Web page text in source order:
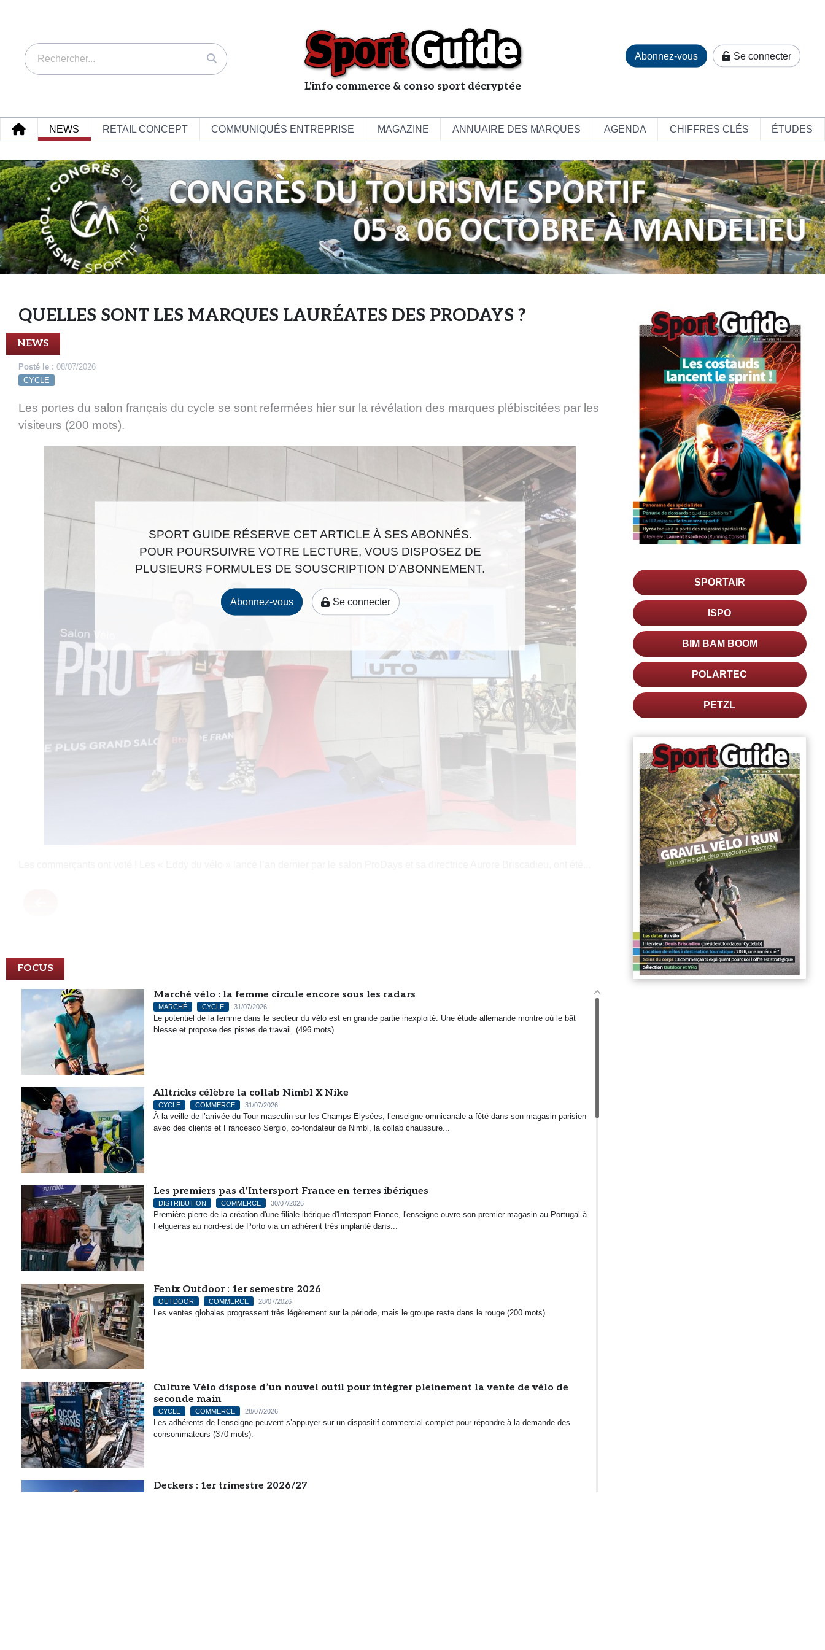
L'info commerce & conso sport décryptée
e
b
u
s
i
n
e
s
s
d
e
n
e
t
s
a
r
q
u
e
s
Abonnez-vous Se connecter
NEWS RETAIL CONCEPT COMMUNIQUÉS ENTREPRISE MAGAZINE ANNUAIRE DES MARQUES AGENDA CHIFFRES CLÉS ÉTUDES
QUELLES SONT LES MARQUES LAURÉATES DES PRODAYS ?
NEWS
Posté le : 08/07/2026
CYCLE
SPORT GUIDE RÉSERVE CET ARTICLE À SES ABONNÉS.
POUR POURSUIVRE VOTRE LECTURE, VOUS DISPOSEZ DE
PLUSIEURS FORMULES DE SOUSCRIPTION D’ABONNEMENT.
Abonnez-vous Se connecter
Les portes du salon français du cycle se sont refermées hier sur la révélation des marques plébiscitées par les
visiteurs (200 mots).
FOCUS
Marché vélo : la femme circule encore sous les radars
MARCHÉ CYCLE 31/07/2026
Le potentiel de la femme dans le secteur du vélo est en grande partie inexploité. Une étude allemande montre où le bât
blesse et propose des pistes de travail. (496 mots)
Alltricks célèbre la collab Nimbl X Nike
CYCLE COMMERCE 31/07/2026
À la veille de l’arrivée du Tour masculin sur les Champs-Elysées, l’enseigne omnicanale a fêté dans son magasin parisien
avec des clients et Francesco Sergio, co-fondateur de Nimbl, la collab chaussure...
Les premiers pas d'Intersport France en terres ibériques
DISTRIBUTION COMMERCE 30/07/2026
Première pierre de la création d'une filiale ibérique d'Intersport France, l'enseigne ouvre son premier magasin au Portugal à
Felgueiras au nord-est de Porto via un adhérent très implanté dans...
Fenix Outdoor : 1er semestre 2026
OUTDOOR COMMERCE 28/07/2026
Les ventes globales progressent très légèrement sur la période, mais le groupe reste dans le rouge (200 mots).
Culture Vélo dispose d’un nouvel outil pour intégrer pleinement la vente de vélo de
seconde main
CYCLE COMMERCE 28/07/2026
Les adhérents de l’enseigne peuvent s’appuyer sur un dispositif commercial complet pour répondre à la demande des
consommateurs (370 mots).
Deckers : 1er trimestre 2026/27
SPORTAIR
ISPO
BIM BAM BOOM
POLARTEC
PETZL